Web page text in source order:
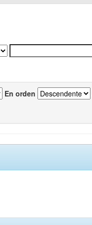
En orden